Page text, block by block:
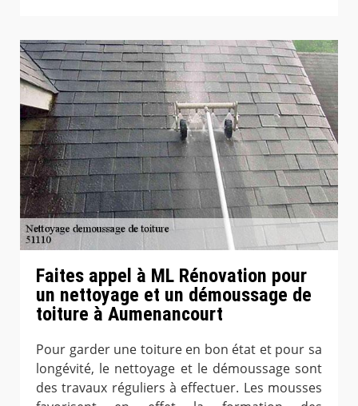
Faites appel à ML Rénovation pour
un nettoyage et un démoussage de
toiture à Aumenancourt
Pour garder une toiture en bon état et pour sa
longévité, le nettoyage et le démoussage sont
des travaux réguliers à effectuer. Les mousses